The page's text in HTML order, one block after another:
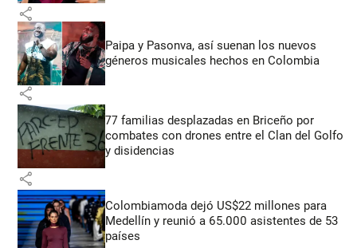
share
Paipa y Pasonva, así suenan los nuevos
géneros musicales hechos en Colombia
share
77 familias desplazadas en Briceño por
combates con drones entre el Clan del Golfo
y disidencias
share
Colombiamoda dejó US$22 millones para
Medellín y reunió a 65.000 asistentes de 53
países